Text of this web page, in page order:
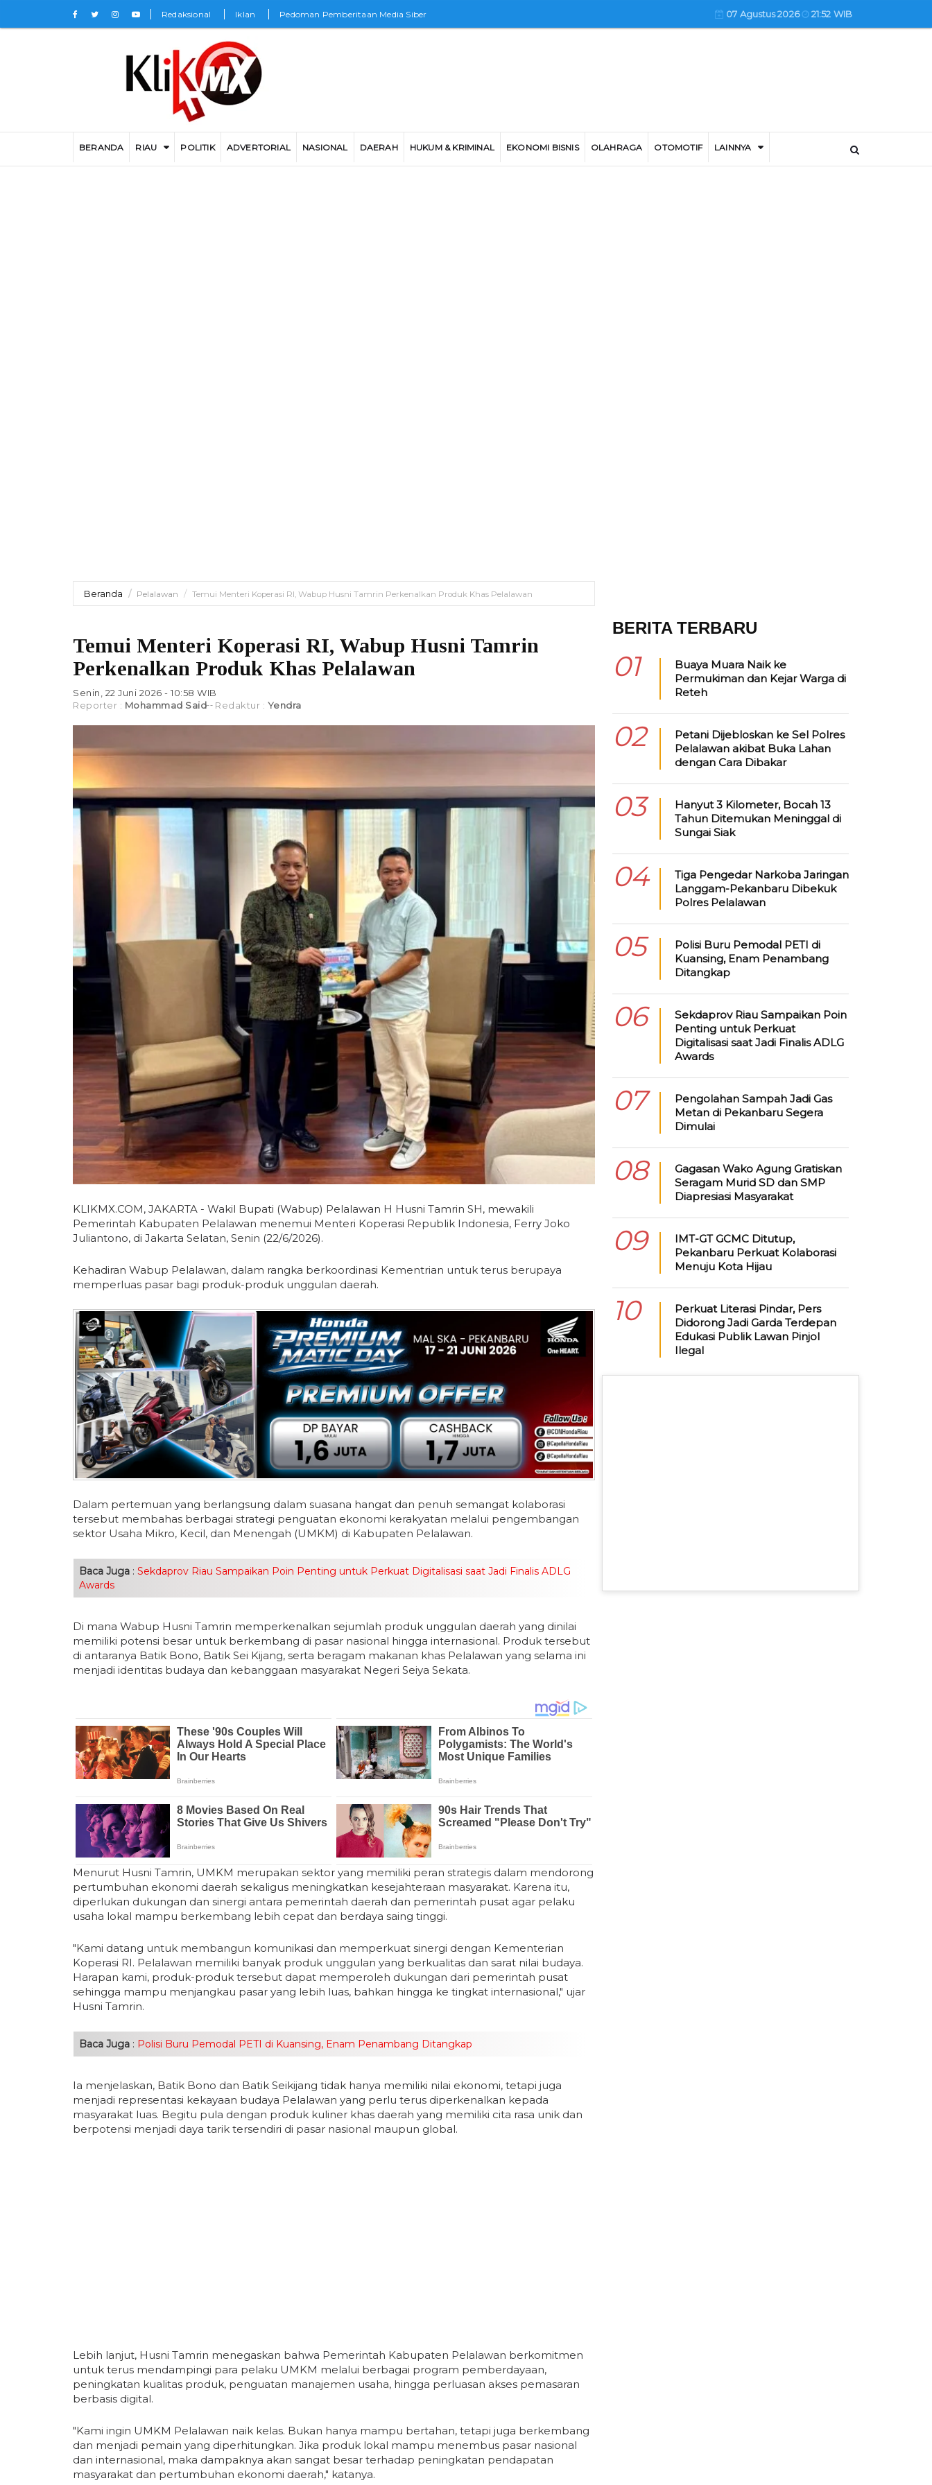
Redaksional Iklan Pedoman Pemberitaan Media Siber 07 Agustus 2026 21:52 WIB
BERANDA RIAU POLITIK ADVERTORIAL NASIONAL DAERAH HUKUM & KRIMINAL EKONOMI BISNIS OLAHRAGA OTOMOTIF LAINNYA
Beranda Pelalawan Temui Menteri Koperasi RI, Wabup Husni Tamrin Perkenalkan Produk Khas Pelalawan
Temui Menteri Koperasi RI, Wabup Husni Tamrin
Perkenalkan Produk Khas Pelalawan
Senin, 22 Juni 2026 - 10:58 WIB
Reporter : Mohammad Said Redaktur : Yendra
KLIKMX.COM, JAKARTA - Wakil Bupati (Wabup) Pelalawan H Husni Tamrin SH, mewakili
Pemerintah Kabupaten Pelalawan menemui Menteri Koperasi Republik Indonesia, Ferry Joko
Juliantono, di Jakarta Selatan, Senin (22/6/2026).
Kehadiran Wabup Pelalawan, dalam rangka berkoordinasi Kementrian untuk terus berupaya
memperluas pasar bagi produk-produk unggulan daerah.
Dalam pertemuan yang berlangsung dalam suasana hangat dan penuh semangat kolaborasi
tersebut membahas berbagai strategi penguatan ekonomi kerakyatan melalui pengembangan
sektor Usaha Mikro, Kecil, dan Menengah (UMKM) di Kabupaten Pelalawan.
Baca Juga : Sekdaprov Riau Sampaikan Poin Penting untuk Perkuat Digitalisasi saat Jadi Finalis ADLG
Awards
Di mana Wabup Husni Tamrin memperkenalkan sejumlah produk unggulan daerah yang dinilai
memiliki potensi besar untuk berkembang di pasar nasional hingga internasional. Produk tersebut
di antaranya Batik Bono, Batik Sei Kijang, serta beragam makanan khas Pelalawan yang selama ini
menjadi identitas budaya dan kebanggaan masyarakat Negeri Seiya Sekata.
Menurut Husni Tamrin, UMKM merupakan sektor yang memiliki peran strategis dalam mendorong
pertumbuhan ekonomi daerah sekaligus meningkatkan kesejahteraan masyarakat. Karena itu,
diperlukan dukungan dan sinergi antara pemerintah daerah dan pemerintah pusat agar pelaku
usaha lokal mampu berkembang lebih cepat dan berdaya saing tinggi.
"Kami datang untuk membangun komunikasi dan memperkuat sinergi dengan Kementerian
Koperasi RI. Pelalawan memiliki banyak produk unggulan yang berkualitas dan sarat nilai budaya.
Harapan kami, produk-produk tersebut dapat memperoleh dukungan dari pemerintah pusat
sehingga mampu menjangkau pasar yang lebih luas, bahkan hingga ke tingkat internasional," ujar
Husni Tamrin.
Baca Juga : Polisi Buru Pemodal PETI di Kuansing, Enam Penambang Ditangkap
Ia menjelaskan, Batik Bono dan Batik Seikijang tidak hanya memiliki nilai ekonomi, tetapi juga
menjadi representasi kekayaan budaya Pelalawan yang perlu terus diperkenalkan kepada
masyarakat luas. Begitu pula dengan produk kuliner khas daerah yang memiliki cita rasa unik dan
berpotensi menjadi daya tarik tersendiri di pasar nasional maupun global.
Lebih lanjut, Husni Tamrin menegaskan bahwa Pemerintah Kabupaten Pelalawan berkomitmen
untuk terus mendampingi para pelaku UMKM melalui berbagai program pemberdayaan,
peningkatan kualitas produk, penguatan manajemen usaha, hingga perluasan akses pemasaran
berbasis digital.
"Kami ingin UMKM Pelalawan naik kelas. Bukan hanya mampu bertahan, tetapi juga berkembang
dan menjadi pemain yang diperhitungkan. Jika produk lokal mampu menembus pasar nasional
dan internasional, maka dampaknya akan sangat besar terhadap peningkatan pendapatan
masyarakat dan pertumbuhan ekonomi daerah," katanya.
BERITA TERBARU
01
Buaya Muara Naik ke
Permukiman dan Kejar Warga di
Reteh
02
Petani Dijebloskan ke Sel Polres
Pelalawan akibat Buka Lahan
dengan Cara Dibakar
03
Hanyut 3 Kilometer, Bocah 13
Tahun Ditemukan Meninggal di
Sungai Siak
04
Tiga Pengedar Narkoba Jaringan
Langgam-Pekanbaru Dibekuk
Polres Pelalawan
05
Polisi Buru Pemodal PETI di
Kuansing, Enam Penambang
Ditangkap
06
Sekdaprov Riau Sampaikan Poin
Penting untuk Perkuat
Digitalisasi saat Jadi Finalis ADLG
Awards
07
Pengolahan Sampah Jadi Gas
Metan di Pekanbaru Segera
Dimulai
08
Gagasan Wako Agung Gratiskan
Seragam Murid SD dan SMP
Diapresiasi Masyarakat
09
IMT-GT GCMC Ditutup,
Pekanbaru Perkuat Kolaborasi
Menuju Kota Hijau
10
Perkuat Literasi Pindar, Pers
Didorong Jadi Garda Terdepan
Edukasi Publik Lawan Pinjol
Ilegal